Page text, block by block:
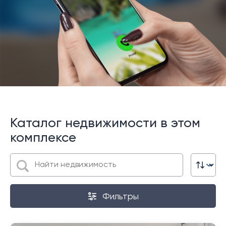
Каталог недвижимости в этом
комплексе
Фильтры